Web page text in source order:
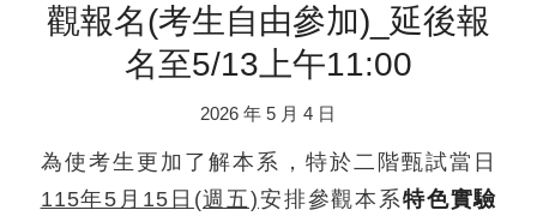
觀報名(考生自由參加)_延後報
名至5/13上午11:00
2026 年 5 月 4 日
為使考生更加了解本系，特於二階甄試當日
115年5月15日(週五)安排參觀本系特色實驗